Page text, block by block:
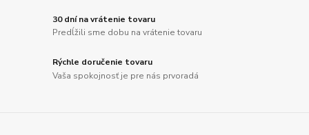
30 dní na vrátenie tovaru
Predĺžili sme dobu na vrátenie tovaru
Rýchle doručenie tovaru
Vaša spokojnosť je pre nás prvoradá